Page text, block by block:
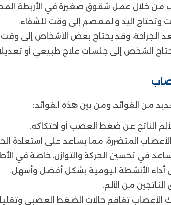
خلال عمل شقوق صغيرة في الأربطة
وتحتاج اليد والمعصم إلى وقت للشفاء.
الجراحة، وقد يحتاج بعض الأشخاص إلى
الشخص إلى جلسات علاج طبيعي أو
من الفوائد، ومن بين هذه الفوائد:
الناتج عن ضغط العصب أو احتكاكه.
المتضررة، مما يساعد على استعادة
في تحسين الحركة والتوازن، خاصة في
أداء الأنشطة اليومية بشكل أفضل وأسهل.
الناتجين من الألم.
الأعصاب تفاقم حالات الضغط العصبي